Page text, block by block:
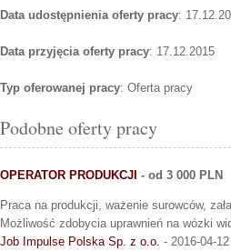
Data udostępnienia oferty pracy:
Data przyjęcia oferty pracy: 17.12.2015
Typ oferowanej pracy: Oferta pracy
Podobne oferty pracy
OPERATOR PRODUKCJI - od 3 000 PLN
Praca na produkcji, ważenie surowców,
Możliwość zdobycia uprawnień na wózki
Job Impulse Polska Sp. z o.o. - 2016-04-